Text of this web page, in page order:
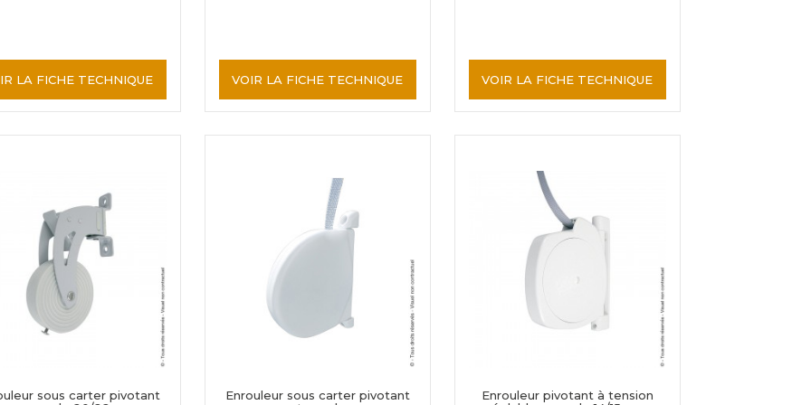
LA FICHE TECHNIQUE VOIR LA FICHE TECHNIQUE VOIR LA FICHE TECHNIQUE
sous carter pivotant
Enrouleur sous carter pivotant
Enrouleur pivotant à tension